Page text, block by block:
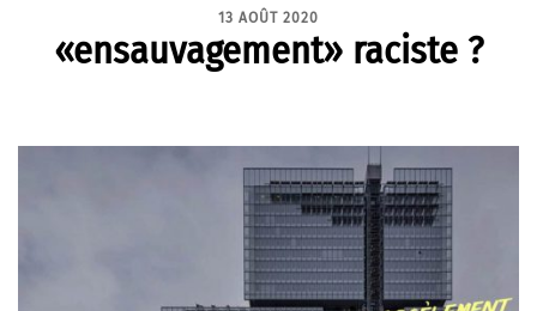
13 AOÛT 2020
«ensauvagement» raciste ?